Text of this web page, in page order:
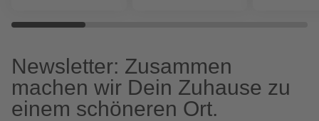
Newsletter: Zusammen
machen wir Dein Zuhause zu
einem schöneren Ort.